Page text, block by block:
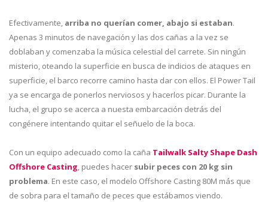
Efectivamente, arriba no querían comer, abajo si estaban.
Apenas 3 minutos de navegación y las dos cañas a la vez se
doblaban y comenzaba la música celestial del carrete. Sin ningún
misterio, oteando la superficie en busca de indicios de ataques en
superficie, el barco recorre camino hasta dar con ellos. El Power Tail
ya se encarga de ponerlos nerviosos y hacerlos picar. Durante la
lucha, el grupo se acerca a nuesta embarcación detrás del
congénere intentando quitar el señuelo de la boca.
Con un equipo adecuado como la caña Tailwalk Salty Shape Dash
Offshore Casting, puedes hacer subir peces con 20 kg sin
problema. En este caso, el modelo Offshore Casting 80M más que
de sobra para el tamaño de peces que estábamos viendo.